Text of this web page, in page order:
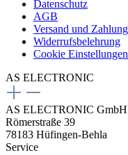
Datenschutz
AGB
Versand und Zahlung
Widerrufsbelehrung
Cookie Einstellungen
AS ELECTRONIC
AS ELECTRONIC
Römerstraße 39
78183 Hüfingen-Behla
Service